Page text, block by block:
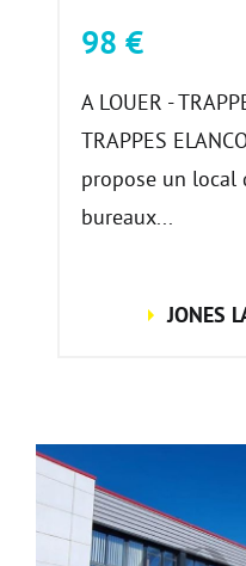
98 €
A LOUER -
TRAPPES
propose un local
bureaux...
JONES